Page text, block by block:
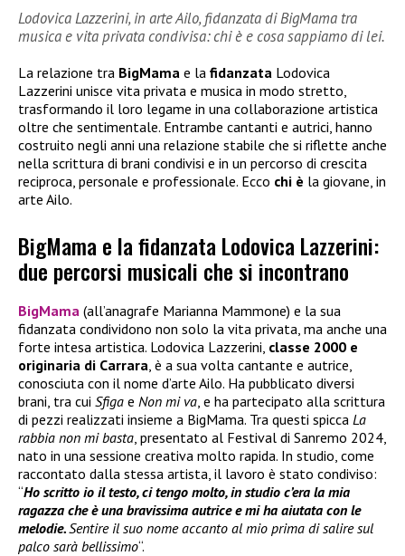
Lodovica Lazzerini, in arte Ailo, fidanzata di BigMama tra
musica e vita privata condivisa: chi è e cosa sappiamo di lei.
La relazione tra BigMama e la fidanzata Lodovica
Lazzerini unisce vita privata e musica in modo stretto,
trasformando il loro legame in una collaborazione artistica
oltre che sentimentale. Entrambe cantanti e autrici, hanno
costruito negli anni una relazione stabile che si riflette anche
nella scrittura di brani condivisi e in un percorso di crescita
reciproca, personale e professionale. Ecco chi è la giovane, in
arte Ailo.
BigMama e la fidanzata Lodovica Lazzerini:
due percorsi musicali che si incontrano
BigMama (all’anagrafe Marianna Mammone) e la sua
fidanzata condividono non solo la vita privata, ma anche una
forte intesa artistica. Lodovica Lazzerini, classe 2000 e
originaria di Carrara , è a sua volta cantante e autrice,
conosciuta con il nome d’arte Ailo. Ha pubblicato diversi
brani, tra cui Sfiga e Non mi va , e ha partecipato alla scrittura
di pezzi realizzati insieme a BigMama. Tra questi spicca La
rabbia non mi basta , presentato al Festival di Sanremo 2024,
nato in una sessione creativa molto rapida. In studio, come
raccontato dalla stessa artista, il lavoro è stato condiviso:
“Ho scritto io il testo, ci tengo molto, in studio c’era la mia
ragazza che è una bravissima autrice e mi ha aiutata con le
melodie.Sentire il suo nome accanto al mio prima di salire sul
palco sarà bellissimo“.